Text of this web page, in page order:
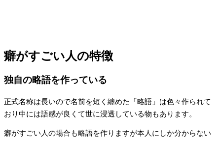
癖がすごい人の特徴
独自の略語を作っている
正式名称は長いので名前を短く纏めた「略語」は色々作られて
おり中には語感が良くて世に浸透している物もあります。
癖がすごい人の場合も略語を作りますが本人にしか分からない